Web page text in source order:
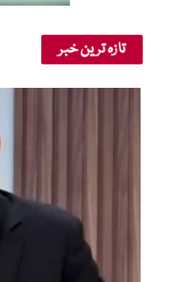
تازہ ترین خبر